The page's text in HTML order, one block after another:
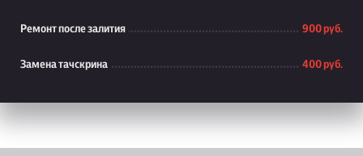
Ремонт после залития 900 руб.
Замена тачскрина 400 руб.